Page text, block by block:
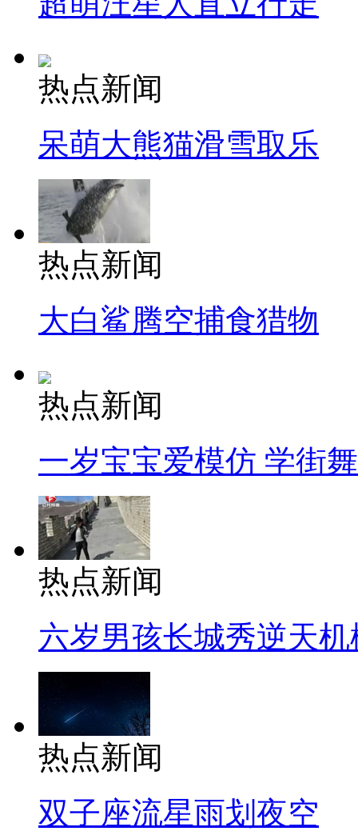
热点新闻
呆萌大熊猫滑雪取乐
热点新闻
大白鲨腾空捕食猎物
热点新闻
一岁宝宝爱模仿 学街
热点新闻
六岁男孩长城秀逆天机
热点新闻
双子座流星雨划夜空